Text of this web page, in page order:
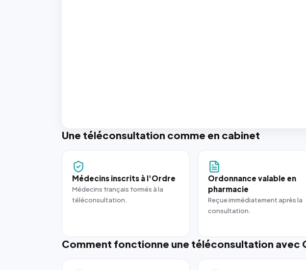
Une téléconsultation comme en cabinet
Médecins inscrits à l'Ordre
Médecins français formés à la
téléconsultation.
Ordonnance valable en
pharmacie
Reçue immédiatement après la
consultation.
Comment fonctionne une téléconsultation avec